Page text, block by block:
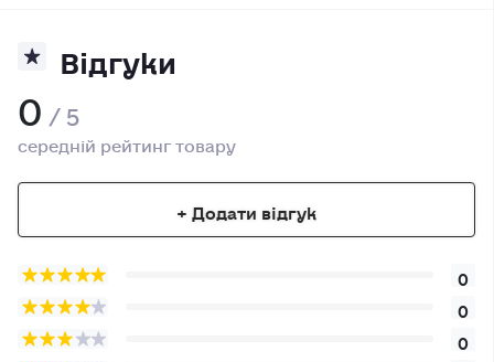
Відгуки
0 / 5
середній рейтинг товару
+ Додати відгук
0
0
0